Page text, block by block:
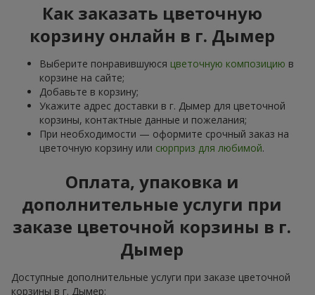
Как заказать цветочную
корзину онлайн в г. Дымер
Выберите понравившуюся цветочную композицию в
корзине на сайте;
Добавьте в корзину;
Укажите адрес доставки в г. Дымер для цветочной
корзины, контактные данные и пожелания;
При необходимости — оформите срочный заказ на
цветочную корзину или сюрприз для любимой.
Оплата, упаковка и
дополнительные услуги при
заказе цветочной корзины в г.
Дымер
Доступные дополнительные услуги при заказе цветочной
корзины в г. Дымер: